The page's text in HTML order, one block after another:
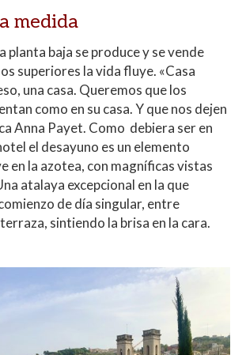
medida
planta baja se produce y se vende
superiores la vida fluye. «Casa
una casa. Queremos que los
como en su casa. Y que nos dejen
Anna Payet. Como debiera ser en
el desayuno es un elemento
en la azotea, con magníficas vistas
atalaya excepcional en la que
de día singular, entre
sintiendo la brisa en la cara.